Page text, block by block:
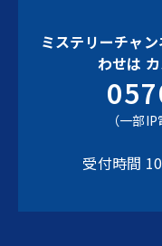
ミステリーチャ
わせは
（一部
受付時間